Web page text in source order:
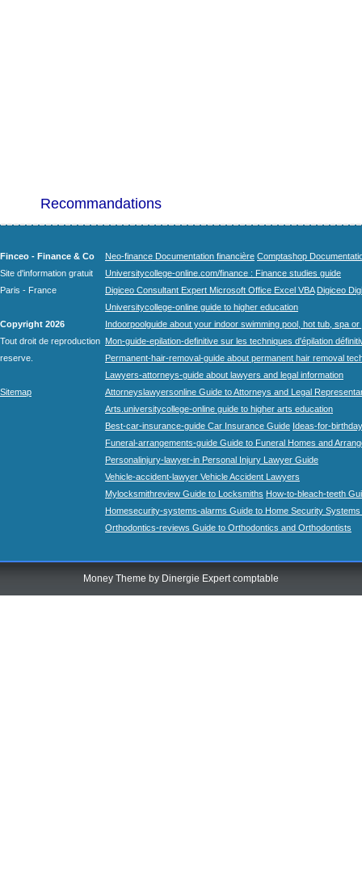
Recommandations
Finceo - Finance & Co
Site d'information gratuit
Paris - France
Copyright 2026
Tout droit de reproduction
reserve.
Sitemap
Neo-finance Documentation financière Comptashop
Universitycollege-online.com/finance : Finance studies guide
Digiceo Consultant Expert Microsoft Office Excel VBA Digiceo
Universitycollege-online guide to higher education
Indoorpoolguide about your indoor swimming pool, hot tub, spa
Mon-guide-epilation-definitive sur les techniques d'épilation
Permanent-hair-removal-guide about permanent hair removal
Lawyers-attorneys-guide about lawyers and legal information
Attorneyslawyersonline Guide to Attorneys and Legal
Arts.universitycollege-online guide to higher arts education
Best-car-insurance-guide Car Insurance Guide Ideas-for-
Funeral-arrangements-guide Guide to Funeral Homes and
Personalinjury-lawyer-in Personal Injury Lawyer Guide
Vehicle-accident-lawyer Vehicle Accident Lawyers
Mylocksmithreview Guide to Locksmiths How-to-bleach-teeth
Homesecurity-systems-alarms Guide to Home Security Systems
Orthodontics-reviews Guide to Orthodontics and Orthodontists
Money Theme by Dinergie Expert comptable